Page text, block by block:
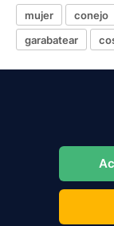
mujer conejo
garabatear